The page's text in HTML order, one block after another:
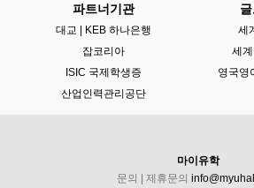
파트너기관
대교 | KEB 하나은행
잡코리아
ISIC 국제학생증
산업인력관리공단
세
세
영국영
마이유학
문의 | 제휴문의